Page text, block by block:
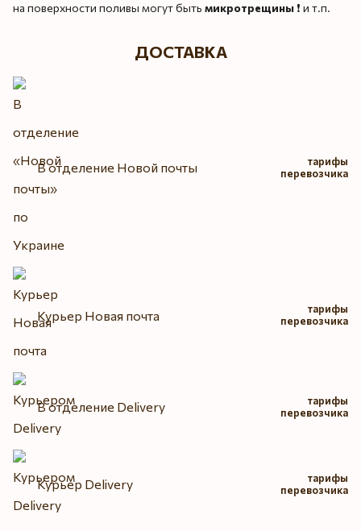
на поверхности поливы могут быть микротрещины ❗️ и т.п.
ДОСТАВКА
В отделение Новой почты
тарифы
перевозчика
Курьер Новая почта
тарифы
перевозчика
В отделение Delivery
тарифы
перевозчика
Курьер Delivery
тарифы
перевозчика